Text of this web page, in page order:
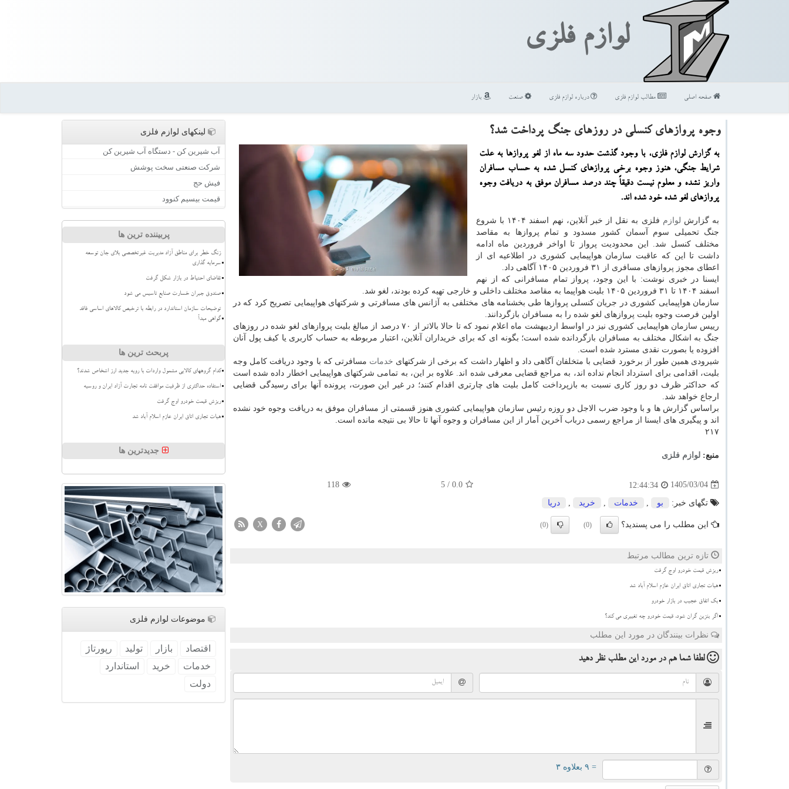
لوازم فلزی
صفحه اصلی مطالب لوازم فلزی درباره لوازم فلزی صنعت بازار
وجوه پروازهای کنسلی در روزهای جنگ پرداخت شد؟
به گزارش لوازم فلزی، با وجود گذشت حدود سه ماه از لغو پروازها به علت
شرایط جنگی، هنوز وجوه برخی پروازهای کنسل شده به حساب مسافران
واریز نشده و معلوم نیست دقیقاً چند درصد مسافران موفق به دریافت وجوه
پروازهای لغو شده خود شده اند.
به گزارش لوازم
فلزی به نقل از خبر آنلاین، نهم اسفند ۱۴۰۴ با شروع
جنگ تحمیلی سوم آسمان کشور مسدود و تمام پروازها به مقاصد
مختلف کنسل شد. این محدودیت پرواز تا اواخر فروردین ماه ادامه
داشت تا این که عاقبت سازمان هواپیمایی کشوری در اطلاعیه ای از
اعطای مجوز پروازهای مسافری از ۳۱ فروردین ۱۴۰۵ آگاهی داد.
ایسنا در خبری نوشت: با این وجود، پرواز تمام مسافرانی که از نهم
اسفند ۱۴۰۴ تا ۳۱ فروردین ۱۴۰۵ بلیت هواپیما به مقاصد مختلف داخلی و خارجی تهیه کرده بودند، لغو شد.
سازمان هواپیمایی کشوری در جریان کنسلی پروازها طی بخشنامه های مختلفی به آژانس های مسافرتی و شرکتهای هواپیمایی تصریح کرد که در
اولین فرصت وجوه بلیت پروازهای لغو شده را به مسافران بازگردانند.
رییس سازمان هواپیمایی کشوری نیز در اواسط اردیبهشت ماه اعلام نمود که تا حالا بالاتر از ۷۰ درصد از مبالغ بلیت پروازهای لغو شده در روزهای
جنگ به اشکال مختلف به مسافران بازگردانده شده است؛ بگونه ای که برای خریداران آنلاین، اعتبار مربوطه به حساب کاربری یا کیف پول آنان
افزوده یا بصورت نقدی مسترد شده است.
شیرودی همین طور از برخورد قضایی با متخلفان آگاهی داد و اظهار داشت که برخی از شرکتهای خدمات مسافرتی که با وجود دریافت کامل وجه
بلیت، اقدامی برای استرداد انجام نداده اند، به مراجع قضایی معرفی شده اند. علاوه بر این، به تمامی شرکتهای هواپیمایی اخطار داده شده است
که حداکثر ظرف دو روز کاری نسبت به بازپرداخت کامل بلیت های چارتری اقدام کنند؛ در غیر این صورت، پرونده آنها برای رسیدگی قضایی
ارجاع خواهد شد.
براساس گزارش ها و با وجود ضرب الاجل دو روزه رئیس سازمان هواپیمایی کشوری هنوز قسمتی از مسافران موفق به دریافت وجوه خود نشده
اند و پیگیری های ایسنا از مراجع رسمی درباب آخرین آمار از این مسافران و وجوه آنها تا حالا بی نتیجه مانده است.
۲۱۷
منبع: لوازم فلزی
1405/03/04
12:44:34
0.0
/ 5
118
تگهای خبر: بو خدمات خرید دریا
این مطلب را می پسندید؟ (0)
(0)
X
تازه ترین مطالب مرتبط
ریزش قیمت خودرو اوج گرفت
هیات تجاری اتاق ایران عازم اسلام آباد شد
بک اتفاق عجیب در بازار خودرو
اگر بنزین گران شود، قیمت خودرو چه تغییری می کند؟
نظرات بینندگان در مورد این مطلب
لطفا شما همدر مورد این مطلب نظر دهید
= ۹ بعلاوه ۳
لینکهای لوازم فلزی
آب شیرین کن - دستگاه آب شیرین کن
شرکت صنعتی سخت پوشش
فیش حج
قیمت بیسیم کنوود
پربیننده ترین ها
زنگ خطر برای مناطق آزاد مدیریت غیرتخصصی بلای جان توسعه
سرمایه گذاری
تقاضای احتیاط در بازار شکل گرفت
صندوق جبران خسارت صنایع تاسیس می شود
توضیحات سازمان استاندارد در رابطه با ترخیص کالاهای اساسی فاقد
گواهی مبدأ
پربحث ترین ها
کدام گروههای کالایی مشمول واردات با رویه جدید ارز اشخاص شدند؟
استفاده حداکثری از ظرفیت موافقت نامه تجارت آزاد ایران و روسیه
ریزش قیمت خودرو اوج گرفت
هیات تجاری اتاق ایران عازم اسلام آباد شد
جدیدترین ها
موضوعات لوازم فلزی
اقتصاد بازار تولید
رپورتاژ
خدمات
خرید
استاندارد
دولت